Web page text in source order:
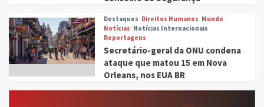
Destaques Direitos Humanos Mundo
Notícias Notícias Internacionais
Reportagens
Secretário-geral da ONU condena
ataque que matou 15 em Nova
Orleans, nos EUA BR